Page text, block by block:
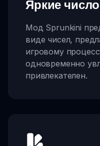
Яркие
Мод Sprunkini
виде чисел,
игровому
одновременно
привлекателен.